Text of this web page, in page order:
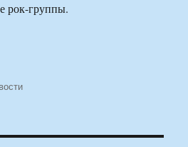
рок-группы.